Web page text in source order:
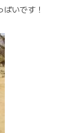
いです！